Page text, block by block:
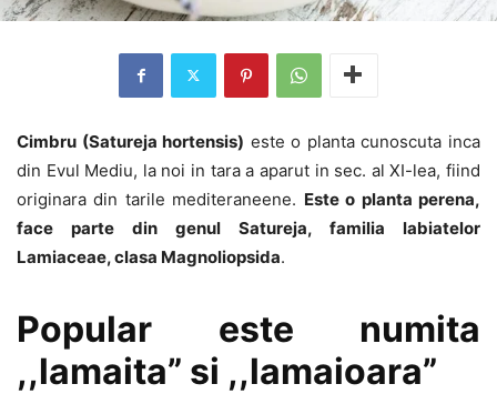
Cimbru (Satureja hortensis) este o planta cunoscuta inca
din Evul Mediu, la noi in tara a aparut in sec. al XI-lea, fiind
originara din tarile mediteraneene. Este o planta perena,
face parte din genul Satureja, familia labiatelor
Lamiaceae, clasa Magnoliopsida.
Popular este numita
,,lamaita” si ,,lamaioara”